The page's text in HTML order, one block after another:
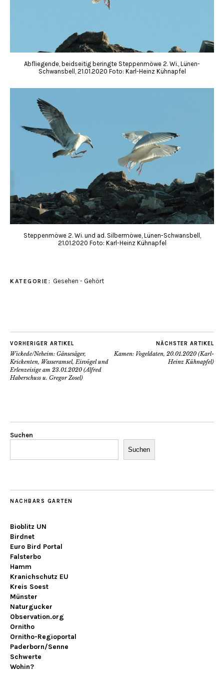
Abfliegende, beidseitig beringte Steppenmöwe 2. Wi., Lünen-
Schwansbell, 21.01.2020 Foto: Karl-Heinz Kühnapfel
Steppenmöwe 2. Wi. und ad. Silbermöwe, Lünen-Schwansbell,
21.01.2020 Foto: Karl-Heinz Kühnapfel
KATEGORIE: Gesehen - Gehört
VORHERIGER ARTIKEL
Wickede/Neheim: Gänsesäger,
Krickenten, Wasseramsel, Eisvögel und
Erlenzeisige am 23.01.2020 (Alfred
Haberschuss u. Gregor Zosel)
NÄCHSTER ARTIKEL
Kamen: Vogeldaten, 20.01.2020 (Karl-
Heinz Kühnapfel)
Suchen
Suchen
NACHBARS GARTEN
Bioblitz UN
Birdnet
Euro Bird Portal
Falsterbo
Hamm
Kranichschutz EU
Kreis Soest
Münster
Naturgucker
Observation.org
Ornitho
Ornitho-Regioportal
Paderborn/Senne
Schwerte
Wohin?